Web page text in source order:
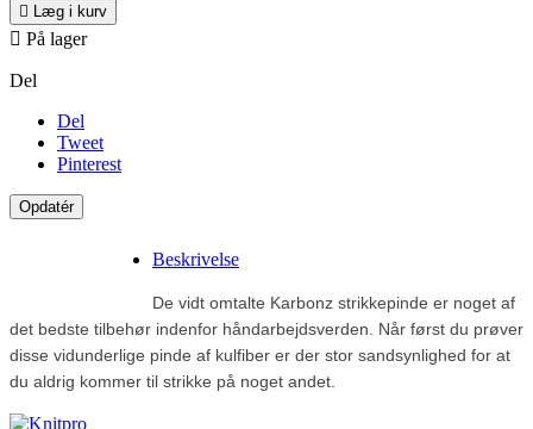
 Læg i kurv
 På lager
Del
Del
Tweet
Pinterest
Beskrivelse
De vidt omtalte Karbonz strikkepinde er noget af
det bedste tilbehør indenfor håndarbejdsverden. Når først du prøver
disse vidunderlige pinde af kulfiber er der stor sandsynlighed for at
du aldrig kommer til strikke på noget andet.